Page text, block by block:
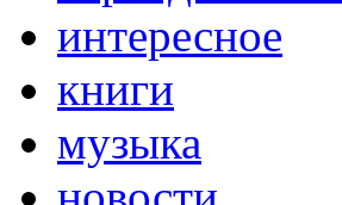
интересное
книги
музыка